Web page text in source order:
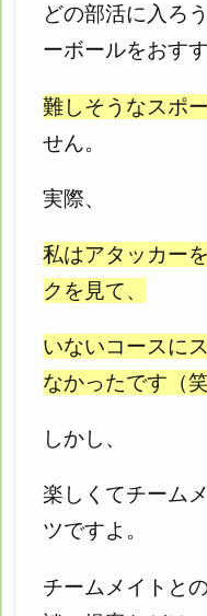
どの部活に入ろ
ーボールをおす
難しそうなスポ
せん。
実際、
私はアタッカー
クを見て、
いないコースに
なかったです（笑
しかし、
楽しくてチーム
ツですよ。
チームメイトと